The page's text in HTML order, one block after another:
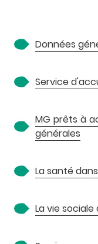
Données
Service
MG prêts à
générales
La santé
La vie